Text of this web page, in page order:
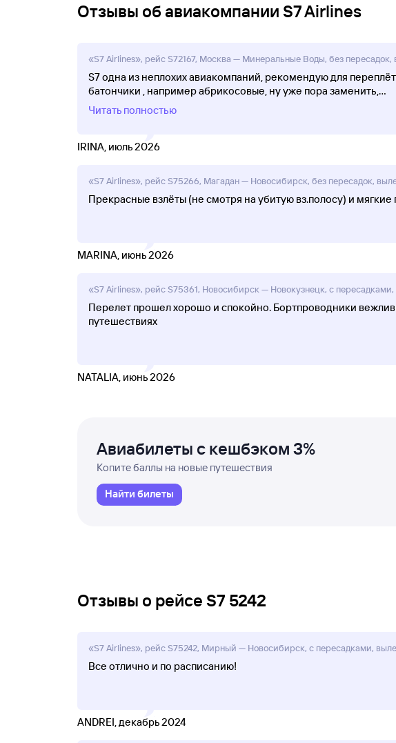
Отзывы об авиакомпании S7 Airlines
«S7 Airlines», рейс S72167, Москва — Минеральные Воды, без пересадок,
S7 одна из неплохих авиакомпаний, рекомендую для
батончики , например абрикосовые, ну уже пора заменить,...
Читать полностью
IRINA, июль 2026
«S7 Airlines», рейс S75266, Магадан — Новосибирск, без пересадок,
Прекрасные взлёты (не смотря на убитую вз.полосу) и
MARINA, июнь 2026
«S7 Airlines», рейс S75361, Новосибирск — Новокузнецк, с
Перелет прошел хорошо и спокойно. Бортпроводники
путешествиях
NATALIA, июнь 2026
Авиабилеты с кешбэком 3%
Копите баллы на новые путешествия
Найти билеты
Отзывы о рейсе S7 5242
«S7 Airlines», рейс S75242, Мирный — Новосибирск, с пересадками,
Все отлично и по расписанию!
ANDREI, декабрь 2024